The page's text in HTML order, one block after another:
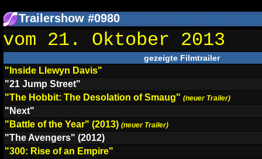
Trailershow #0980
vom 21. Oktober 2013
gezeigte Filmtrailer
"Inside Llewyn Davis"
"21 Jump Street"
"The Hobbit: The Desolation of Smaug" (neuer Trailer)
"Next"
"Battle of the Year" (2013) (neuer Trailer)
"The Avengers" (2012)
"300: Rise of an Empire"